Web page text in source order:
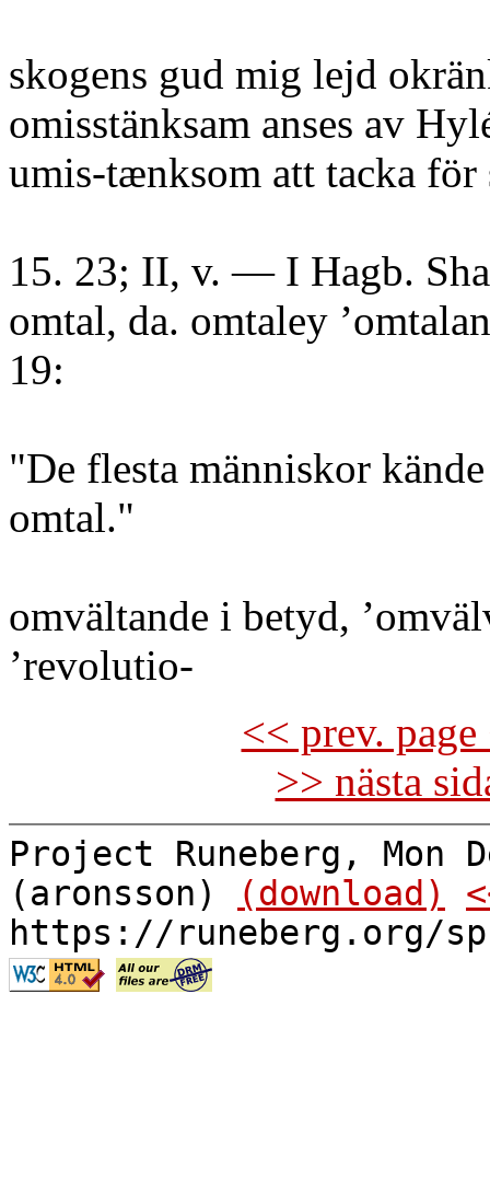
skogens gud mig lejd
omisstänksam anses av
umis-tænksom att tacka
15. 23; II, v. — I Hagb.
omtal, da. omtaley
19:
"De flesta människor
omtal."
omvältande i betyd,
’revolutio-
<< prev.
>> nästa
Project Runeberg, Mon
(aronsson)
(download)
https://runeberg.org/